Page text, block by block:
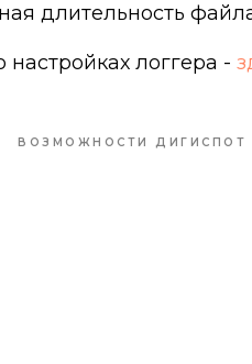
длительность
логгера -
ВОЗМОЖНОСТИ ДИГИСПОТ